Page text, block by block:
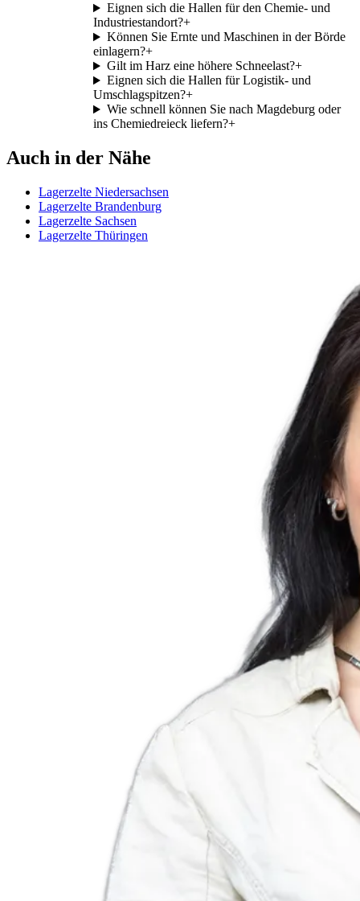
Eignen sich die Hallen für den Chemie- und
Industriestandort?+
Können Sie Ernte und Maschinen in der Börde
einlagern?+
Gilt im Harz eine höhere Schneelast?+
Eignen sich die Hallen für Logistik- und
Umschlagspitzen?+
Wie schnell können Sie nach Magdeburg oder
ins Chemiedreieck liefern?+
Auch in der Nähe
Lagerzelte Niedersachsen
Lagerzelte Brandenburg
Lagerzelte Sachsen
Lagerzelte Thüringen